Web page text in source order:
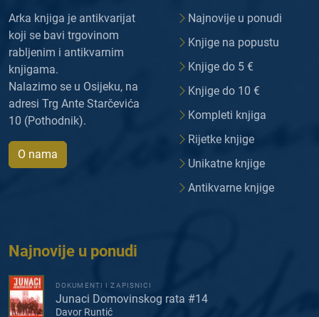
Arka knjiga je antikvarijat
koji se bavi trgovinom
rabljenim i antikvarnim
knjigama.
Nalazimo se u Osijeku, na
adresi Trg Ante Starčevića
10 (Pothodnik).
O nama
Najnovije u ponudi
Knjige na popustu
Knjige do 5 €
Knjige do 10 €
Kompleti knjiga
Rijetke knjige
Unikatne knjige
Antikvarne knjige
Najnovije u ponudi
DOKUMENTI I ZAPISNICI
Junaci Domovinskog rata #14
Davor Runtić